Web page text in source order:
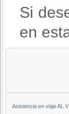
Si
en
Asistencia en viaje AL